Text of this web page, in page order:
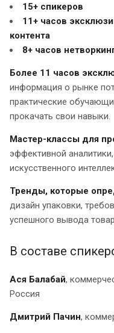
15+ спикеров
11+ часов
контента
8+ часов
Более 11 часов
информация о рынке
практические
прокачать свои навыки.
Мастер-классы для
эффективной
искусственного
Тренды, которые
дизайн упаковки,
успешного вывода
В составе
Ася Балабай,
Россия
Дмитрий Пачин,